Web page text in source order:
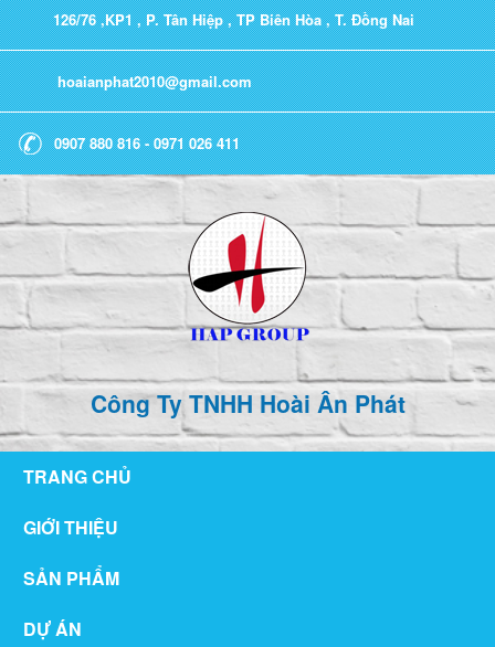
126/76 ,KP1 , P. Tân Hiệp , TP Biên Hòa , T. Đồng Nai
hoaianphat2010@gmail.com
0907 880 816 - 0971 026 411
Công Ty TNHH Hoài Ân Phát
TRANG CHỦ
GIỚI THIỆU
SẢN PHẨM
DỰ ÁN